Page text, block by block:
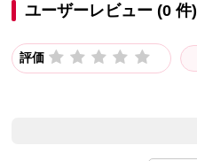
ユーザーレビュー (0 件)
評価